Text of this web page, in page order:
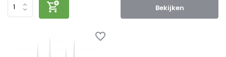
Bekijken